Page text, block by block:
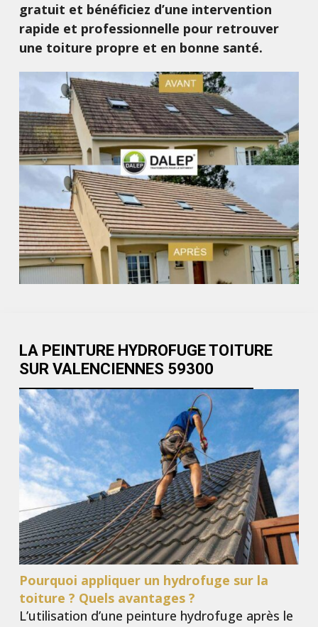
gratuit et bénéficiez d’une intervention
rapide et professionnelle pour retrouver
une toiture propre et en bonne santé.
LA PEINTURE HYDROFUGE TOITURE
SUR VALENCIENNES 59300
Pourquoi appliquer un hydrofuge sur la
toiture ? Quels avantages ?
L’utilisation d’une peinture hydrofuge après le